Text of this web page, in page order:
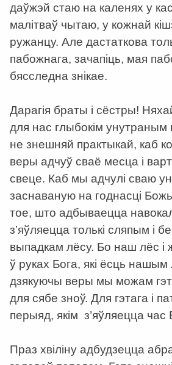
даўжэй стаю на каленях у
малітваў чытаю, у кожнай
ружанцу. Але дастаткова
пабожнага, зачапіць, мая
бясследна знікае.
Дарагія браты і сёстры!
для нас глыбокім
не знешняй практыкай, каб
веры адчуў сваё месца і
свеце. Каб мы адчулі сваю
заснаваную на годнасці
тое, што адбываецца
з’яўляецца толькі сляпым і
выпадкам лёсу. Бо наш лёс і
ў руках Бога, які ёсць
дзякуючы веры мы можам
для сябе зноў. Для гэтага і
перыяд, якім з’яўляецца час
Праз хвіліну адбудзецца